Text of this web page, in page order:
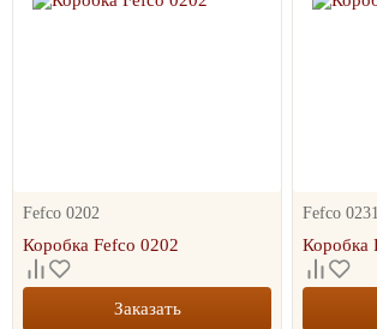
Fefco 0202
Коробка Fefco 0202
Заказать
Fefco 0231
Коробка